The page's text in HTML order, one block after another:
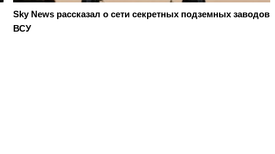
Sky News рассказал о сети секретных подземных заводов
ВСУ